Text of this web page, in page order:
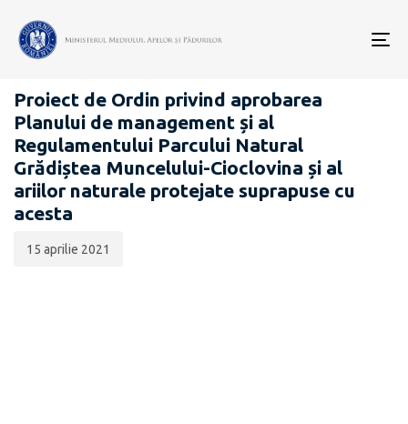
PROIECTE ACTE NORMATIVE
Proiect de Ordin privind aprobarea
Planului de management și al
Regulamentului Parcului Natural
Grădiștea Muncelului-Cioclovina și al
ariilor naturale protejate suprapuse cu
acesta
publicării:
15 aprilie 2021